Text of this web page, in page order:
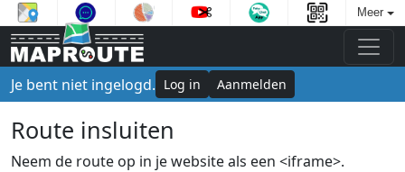
Meer
Je bent niet ingelogd. Log in Aanmelden
Route insluiten
Neem de route op in je website als een <iframe>.